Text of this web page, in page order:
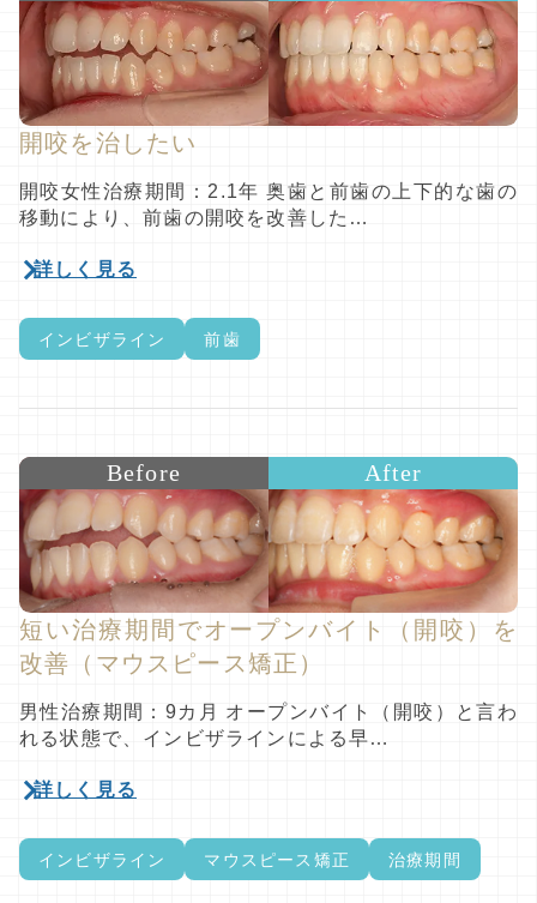
開咬を治したい
開咬女性治療期間：2.1年 奥歯と前歯の上下的な歯の
移動により、前歯の開咬を改善した…
詳しく見る
インビザライン 前歯
Before After
短い治療期間でオープンバイト（開咬）を
改善（マウスピース矯正）
男性治療期間：9カ月 オープンバイト（開咬）と言わ
れる状態で、インビザラインによる早…
詳しく見る
インビザライン マウスピース矯正 治療期間